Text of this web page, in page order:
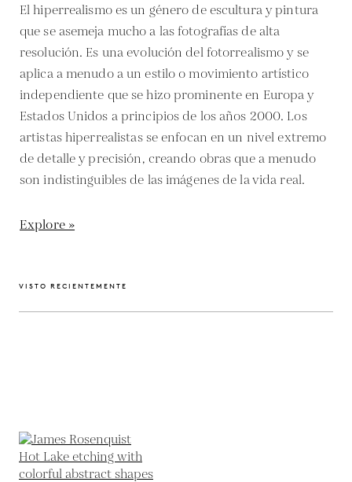
El hiperrealismo es un género de escultura y pintura
que se asemeja mucho a las fotografías de alta
resolución. Es una evolución del fotorrealismo y se
aplica a menudo a un estilo o movimiento artístico
independiente que se hizo prominente en Europa y
Estados Unidos a principios de los años 2000. Los
artistas hiperrealistas se enfocan en un nivel extremo
de detalle y precisión, creando obras que a menudo
son indistinguibles de las imágenes de la vida real.
Explore »
VISTO RECIENTEMENTE